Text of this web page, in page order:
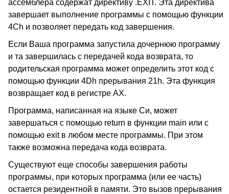
ассемблера содержат директиву .EXIT. Эта директива
завершает выполнение программы с помощью функции
4Ch и позволяет передать код завершения.
Если Ваша программа запустила дочернюю программу
и та завершилась с передачей кода возврата, то
родительская программа может определить этот код с
помощью функции 4Dh прерывания 21h. Эта функция
возвращает код в регистре AX.
Программа, написанная на языке Си, может
завершаться с помощью return в функции main или с
помощью exit в любом месте программы. При этом
также возможна передача кода возврата.
Существуют еще способы завершения работы
программы, при которых программа (или ее часть)
остается резидентной в памяти. Это вызов прерывания